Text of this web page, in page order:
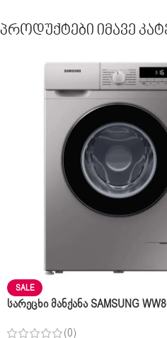
Პროდუქტები Იმავე
SALE
Სარეცხი Მანქანა SAMSUNG
(0)